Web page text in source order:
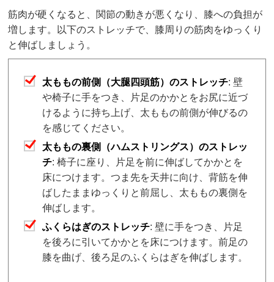
筋肉が硬くなると、関節の動きが悪くなり、膝への負担が
増します。以下のストレッチで、膝周りの筋肉をゆっくり
と伸ばしましょう。
太ももの前側（大腿四頭筋）のストレッチ: 壁
や椅子に手をつき、片足のかかとをお尻に近づ
けるように持ち上げ、太ももの前側が伸びるの
を感じてください。
太ももの裏側（ハムストリングス）のストレッ
チ: 椅子に座り、片足を前に伸ばしてかかとを
床につけます。つま先を天井に向け、背筋を伸
ばしたままゆっくりと前屈し、太ももの裏側を
伸ばします。
ふくらはぎのストレッチ: 壁に手をつき、片足
を後ろに引いてかかとを床につけます。前足の
膝を曲げ、後ろ足のふくらはぎを伸ばします。